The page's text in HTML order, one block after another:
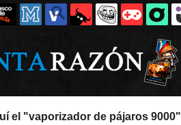
el "vaporizador de pájaros 9000"